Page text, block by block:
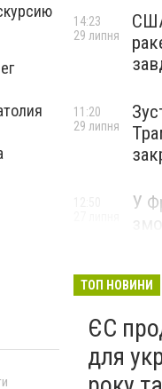
14:23
29 липня
11:20
29 липня
У
ТОП НОВИНИ
ЄС
для